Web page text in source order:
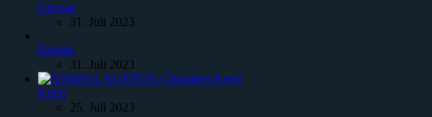
Glossar
31. Juli 2023
Eisblitz
31. Juli 2023
Kenji
25. Juli 2023